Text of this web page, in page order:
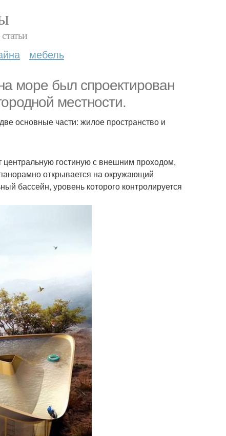
мебель
море был спроектирован
местности.
основные части: жилое пространство и
гостиную с внешним проходом,
открывается на окружающий
бассейн, уровень которого контролируется